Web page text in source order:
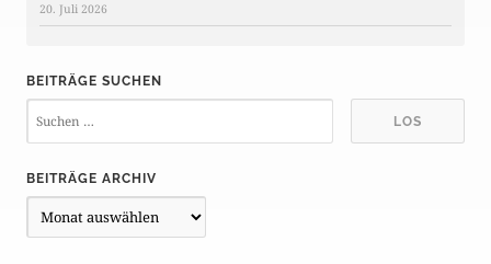
20. Juli 2026
BEITRÄGE SUCHEN
BEITRÄGE ARCHIV
e